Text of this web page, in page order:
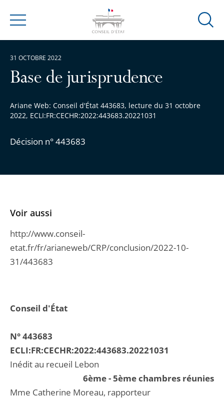
Menu
Ouvrir
Base de jurisprudence
Ariane Web: Conseil d'État 443683, lecture du 31 octobre
2022, ECLI:FR:CECHR:2022:443683.20221031
Décision n° 443683
31 OCTOBRE 2022
Conseil d'État
N° 443683
ECLI:FR:CECHR:2022:443683.20221031
Inédit au recueil Lebon
6ème - 5ème chambres réunies
Mme Catherine Moreau, rapporteur
Voir aussi
http://www.conseil-
etat.fr/fr/arianeweb/CRP/conclusion/2022-10-
31/443683